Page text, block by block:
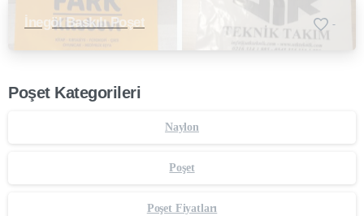
İnegöl Baskılı Poşet -
Poşet Kategorileri
Naylon
Poşet
Poşet Fiyatları